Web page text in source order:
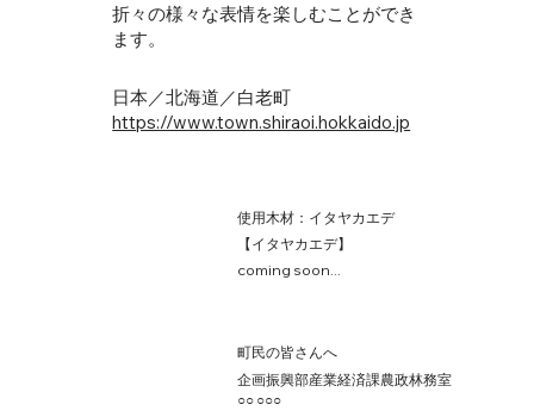
日本／北海道／白老町
https://www.town.shiraoi.hokkaido.jp
折々の様々な表情を楽しむことができ
ます。
使用木材：イタヤカエデ
​【イタヤカエデ】
coming soon...
町民の皆さんへ​
企画振興部産業経済課農政林務室
○○ ○○○